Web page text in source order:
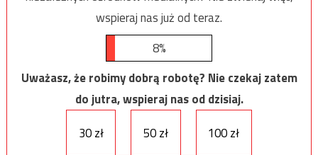
wspieraj nas już od teraz.
8%
Uważasz, że robimy dobrą robotę? Nie czekaj zatem
do jutra, wspieraj nas od dzisiaj.
30 zł
50 zł 100 zł